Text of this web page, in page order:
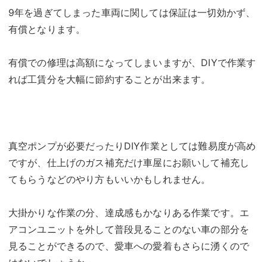
9年を過ぎてしまった車両に関しては保証は一切効かず、
有償となります。
有償での修理は高額になってしまいますが、DIYで作業す
れば工賃分を大幅に節約することが出来ます。
真空ポンプが必要だったりDIY作業としては難易度が高め
ですが、仕上げのガス補充だけ車屋にお願いして補充し
てもらうなどのやり方もいいかもしれません。
大掛かりな作業の分、達成感もかなりある作業です。エ
アコンユニットを外して普段見ることのない車の部分を
見ることができるので、愛車への愛着もさらに湧くので